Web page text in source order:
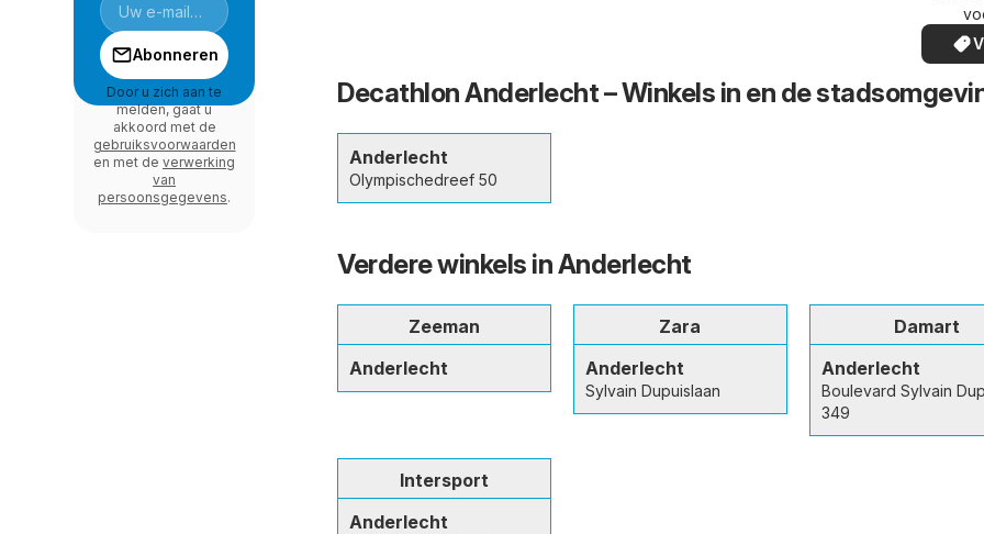
Decathlon Anderlecht – Winkels in en de
Anderlecht
Olympischedreef 50
Verdere winkels in Anderlecht
Zeeman
Anderlecht
Zara
Anderlecht
Sylvain Dupuislaan
Damart
Anderlecht
Boulevard Sylvain
349
Intersport
Anderlecht
Abonneren
Door u zich aan te
melden, gaat u
akkoord met de
gebruiksvoorwaarden
en met de verwerking
van
persoonsgegevens.